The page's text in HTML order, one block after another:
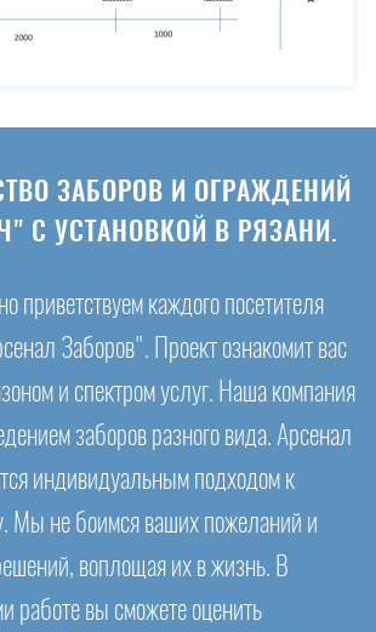
ЗАБОРОВ И ОГРАЖДЕНИЙ
С УСТАНОВКОЙ В РЯЗАНИ.
приветствуем каждого посетителя
Заборов". Проект ознакомит вас
и спектром услуг. Наша компания
заборов разного вида. Арсенал
индивидуальным подходом к
Мы не боимся ваших пожеланий и
воплощая их в жизнь. В
работе вы сможете оценить